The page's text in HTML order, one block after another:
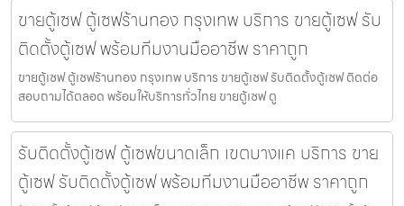
ขายตู้เซฟ ตู้เซฟร้านทอง กรุงเทพ บริการ ขายตู้เซฟ รับ
ติดตั้งตู้เซฟ พร้อมทีมงานมืออาชีพ ราคาถูก
ขายตู้เซฟ ตู้เซฟร้านทอง กรุงเทพ บริการ ขายตู้เซฟ รับติดตั้งตู้เซฟ ติดต่อ
สอบถามได้ตลอด พร้อมให้บริการทั่วไทย ขายตู้เซฟ ตู
รับติดตั้งตู้เซฟ ตู้เซฟขนาดเล็ก เขตบางแค บริการ ขาย
ตู้เซฟ รับติดตั้งตู้เซฟ พร้อมทีมงานมืออาชีพ ราคาถูก